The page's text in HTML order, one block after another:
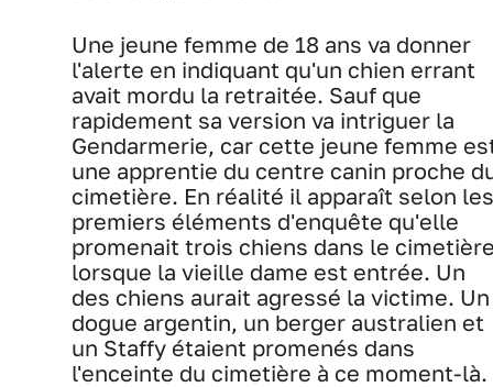
Une jeune femme de 18 ans va donner
l'alerte en indiquant qu'un chien errant
avait mordu la retraitée. Sauf que
rapidement sa version va intriguer la
Gendarmerie, car cette jeune femme
une apprentie du centre canin proche
cimetière. En réalité il apparaît selon les
premiers éléments d'enquête qu'elle
promenait trois chiens dans le
lorsque la vieille dame est entrée. Un
des chiens aurait agressé la victime. Un
dogue argentin, un berger australien et
un Staffy étaient promenés dans
l'enceinte du cimetière à ce moment-là.